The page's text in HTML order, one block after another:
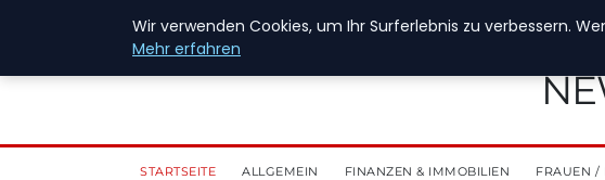
6. August 2026
STARTSEITE ALLGEMEIN FINANZEN & IMMOBILIEN FRAUEN /
Wir verwenden Cookies, um Ihr Surferlebnis zu verbessern.
Mehr erfahren